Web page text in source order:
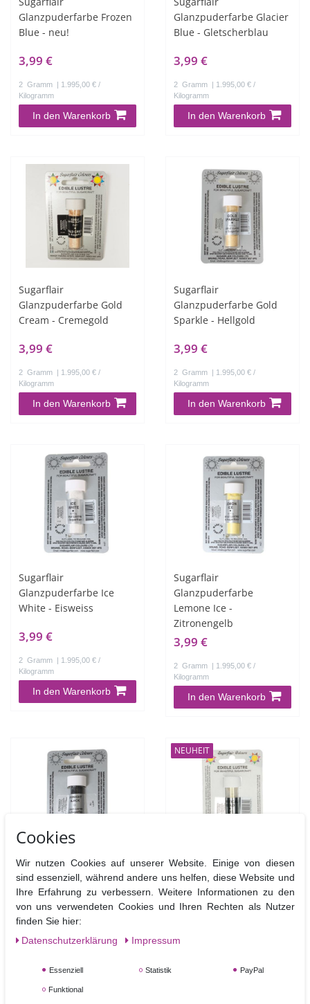
Glanzpuderfarbe Frozen
Blue - neu!
3,99 €
2 Gramm | 1.995,00 € /
Kilogramm
In den Warenkorb
Glanzpuderfarbe Glacier
Blue - Gletscherblau
3,99 €
2 Gramm | 1.995,00 € /
Kilogramm
In den Warenkorb
Sugarflair
Glanzpuderfarbe Gold
Cream - Cremegold
3,99 €
2 Gramm | 1.995,00 € /
Kilogramm
In den Warenkorb
Sugarflair
Glanzpuderfarbe Gold
Sparkle - Hellgold
3,99 €
2 Gramm | 1.995,00 € /
Kilogramm
In den Warenkorb
Sugarflair
Glanzpuderfarbe Ice
White - Eisweiss
3,99 €
2 Gramm
| 1.995,00 € /
Kilogramm
In den Warenkorb
Sugarflair
Glanzpuderfarbe
Lemone Ice -
Zitronengelb
3,99 €
2 Gramm
| 1.995,00 € /
Kilogramm
In den Warenkorb
Sugarflair
Glanzpuderfarbe
Midnight Black - Schwarz
In den Warenkorb
NEUHEIT
Sugarflair
Glanzpuderfarbe
Mystical Gold
Cookies
Wir nutzen Cookies auf unserer Website. Einige von diesen
sind essenziell, während andere uns helfen, diese Website und
Ihre Erfahrung zu verbessern. Weitere Informationen zu den
von uns verwendeten Cookies und Ihren Rechten als Nutzer
finden Sie hier:
Daten­schutz­erklärung
Impressum
Essenziell Statistik PayPal
Funktional